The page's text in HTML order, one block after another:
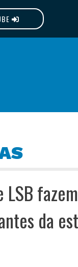
LSB
da